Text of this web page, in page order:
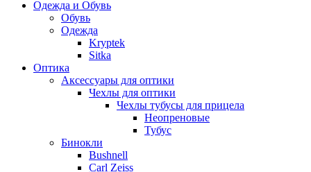
Одежда и Обувь
Обувь
Одежда
Kryptek
Sitka
Оптика
Аксессуары для оптики
Чехлы для оптики
Чехлы тубусы для прицела
Неопреновые
Тубус
Бинокли
Bushnell
Carl Zeiss